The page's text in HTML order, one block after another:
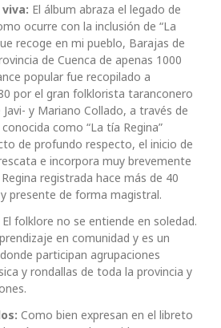
El álbum abraza el legado de
ocurre con la inclusión de “La
recoge en mi pueblo, Barajas de
de Cuenca de apenas 1000
popular fue recopilado a
por el gran folklorista taranconero
y Mariano Collado, a través de
como “La tía Regina”
de profundo respecto, el inicio de
e incorpora muy brevemente
registrada hace más de 40
presente de forma magistral.
El folklore no se entiende en soledad.
en comunidad y es un
participan agrupaciones
y rondallas de toda la provincia y
Como bien expresan en el libreto